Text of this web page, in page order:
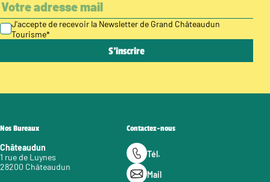
J’accepte de recevoir la Newsletter de Grand Châteaudun
Tourisme*
Nos Bureaux
Châteaudun
1 rue de Luynes
28200 Châteaudun
Contactez-nous
Tél.
Mail